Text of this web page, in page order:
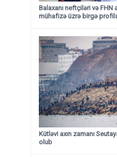
Balaxanı neftçiləri və FHN
mühafizə üzrə birgə
Kütləvi axın zamanı
olub